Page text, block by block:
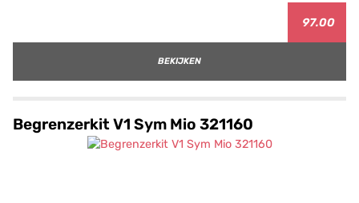
97.00
BEKIJKEN
Begrenzerkit V1 Sym Mio 321160